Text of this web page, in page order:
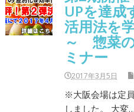
UPを達成
活用法を
～ 惣菜
ミナー
2017年3月5日
※大阪会場は定
しました。 大変…